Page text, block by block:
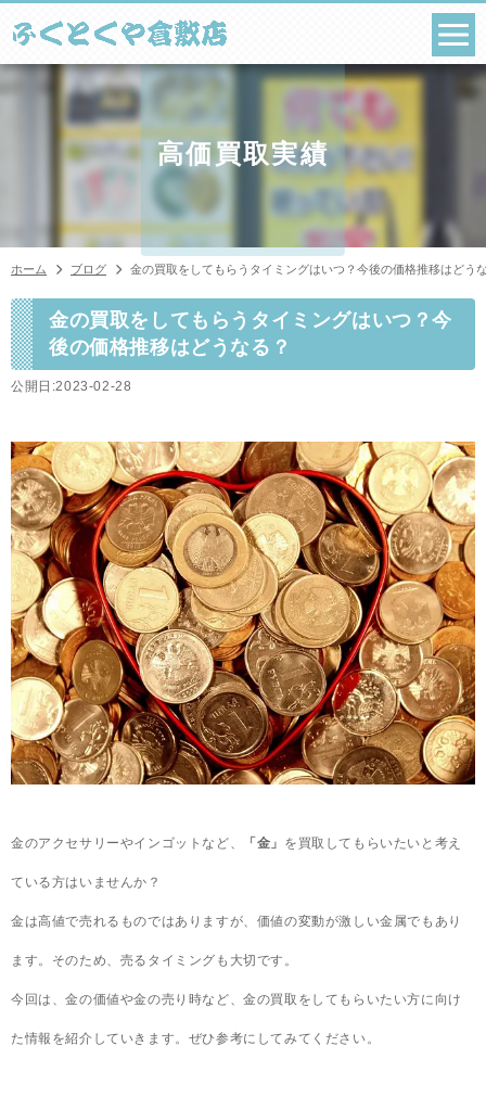
コ
高価買取実績
ホーム ブログ 金の買取をしてもらうタイミングはいつ？今後の価格推移はどう
金の買取をしてもらうタイミングはいつ？今
後の価格推移はどうなる？
公開日:2023-02-28
金のアクセサリーやインゴットなど、 「金」 を買取してもらいたいと考え
ている方はいませんか？
金は高値で売れるものではありますが、価値の変動が激しい金属でもあり
ます。そのため、売るタイミングも大切です。
今回は、金の価値や金の売り時など、金の買取をしてもらいたい方に向け
た情報を紹介していきます。ぜひ参考にしてみてください。